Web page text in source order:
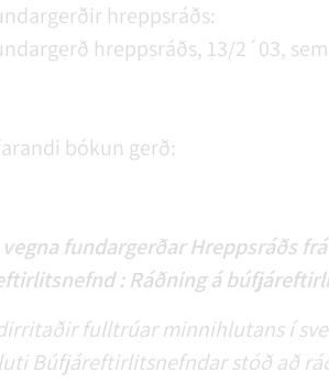
hreppsráðs:
hreppsráðs, 13/2´03,
bókun gerð:
fundargerðar Hreppsráðs
: Ráðning á
fulltrúar minnihlutans í
Búfjáreftirlitsnefndar stóð að